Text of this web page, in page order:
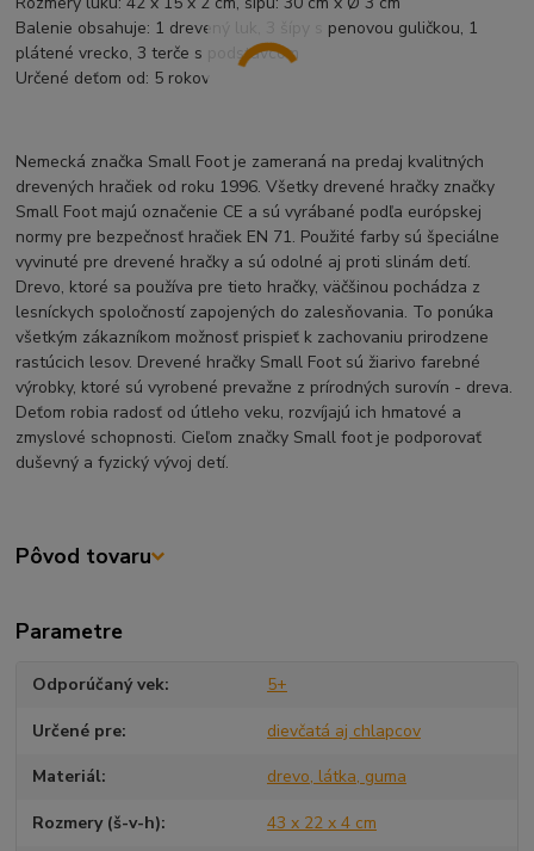
Balenie obsahuje: 1 drevený luk, 3 šípy s penovou guličkou, 1
plátené vrecko, 3 terče s podstavcom
Určené deťom od: 5 rokov
Nemecká značka Small Foot je zameraná na predaj kvalitných
drevených hračiek od roku 1996. Všetky drevené hračky značky
Small Foot majú označenie CE a sú vyrábané podľa európskej
normy pre bezpečnosť hračiek EN 71. Použité farby sú špeciálne
vyvinuté pre drevené hračky a sú odolné aj proti slinám detí.
Drevo, ktoré sa používa pre tieto hračky, väčšinou pochádza z
lesníckych spoločností zapojených do zalesňovania. To ponúka
všetkým zákazníkom možnosť prispieť k zachovaniu prirodzene
rastúcich lesov. Drevené hračky Small Foot sú žiarivo farebné
výrobky, ktoré sú vyrobené prevažne z prírodných surovín - dreva.
Deťom robia radosť od útleho veku, rozvíjajú ich hmatové a
zmyslové schopnosti. Cieľom značky Small foot je podporovať
duševný a fyzický vývoj detí.
Pôvod tovaru
Parametre
Odporúčaný vek 5+
Určené pre dievčatá aj chlapcov
Materiál drevo, látka, guma
Rozmery (š-v-h) 43 x 22 x 4 cm